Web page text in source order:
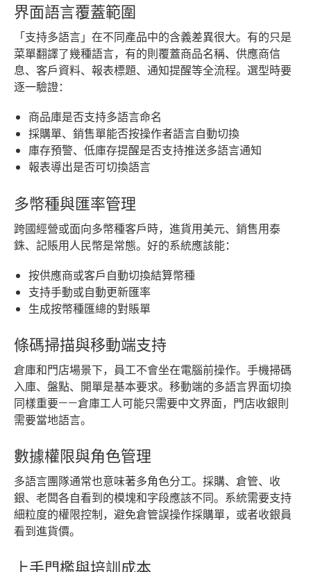
界面語言覆蓋範圍
「支持多語言」在不同產品中的含義差異很大。有的只是
菜單翻譯了幾種語言，有的則覆蓋商品名稱、供應商信
息、客戶資料、報表標題、通知提醒等全流程。選型時要
逐一驗證：
商品庫是否支持多語言命名
採購單、銷售單能否按操作者語言自動切換
庫存預警、低庫存提醒是否支持推送多語言通知
報表導出是否可切換語言
多幣種與匯率管理
跨國經營或面向多幣種客戶時，進貨用美元、銷售用泰
銖、記賬用人民幣是常態。好的系統應該能：
按供應商或客戶自動切換結算幣種
支持手動或自動更新匯率
生成按幣種匯總的對賬單
條碼掃描與移動端支持
倉庫和門店場景下，員工不會坐在電腦前操作。手機掃碼
入庫、盤點、開單是基本要求。移動端的多語言界面切換
同樣重要——倉庫工人可能只需要中文界面，門店收銀則
需要當地語言。
數據權限與角色管理
多語言團隊通常也意味著多角色分工。採購、倉管、收
銀、老闆各自看到的模塊和字段應該不同。系統需要支持
細粒度的權限控制，避免倉管誤操作採購單，或者收銀員
看到進貨價。